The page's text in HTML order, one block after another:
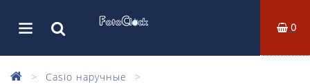
0
Casio наручные